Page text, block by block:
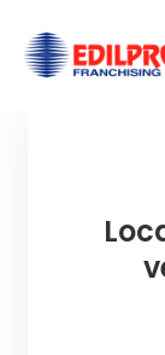
HOME
AFFILIATI
Codice
Qualsiasi